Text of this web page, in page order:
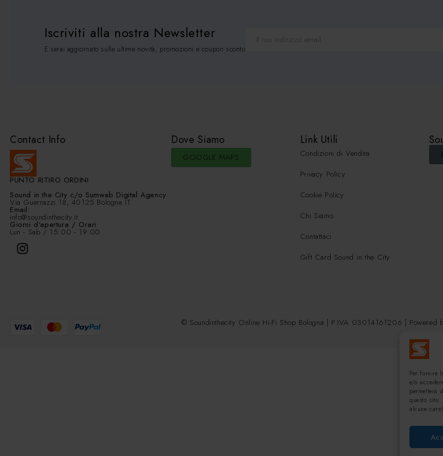
Per fornire
e/o
permetterà
questo
alcune
Iscriviti alla nostra Newsletter
E sarai aggiornato sulle ultime novità, promozioni e coupon sconto
Contact Info
PUNTO RITIRO ORDINI
Sound in the City c/o Sumweb Digital Agency
Via Guerrazzi 18, 40125 Bologna IT
Email:
info@soundinthecity.it
Giorni d'apertura / Orari:
Lun - Sab / 15:00 - 19:00
Dove Siamo
GOOGLE MAPS
Link Utili
Condizioni di Vendita
Privacy Policy
Cookie Policy
Chi Siamo
Contattaci
Gift Card Sound in the City
© Soundinthecity Online Hi-Fi Shop Bologna | P.IVA 03014161206 | Powered